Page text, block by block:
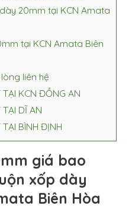
20mm tại KCN Amata
tại KCN Amata Biên
liên hệ
TẠI KCN ĐỒNG AN
TẠI DĨ AN
BÌNH ĐỊNH
giá bao
xốp dày
Biên Hòa